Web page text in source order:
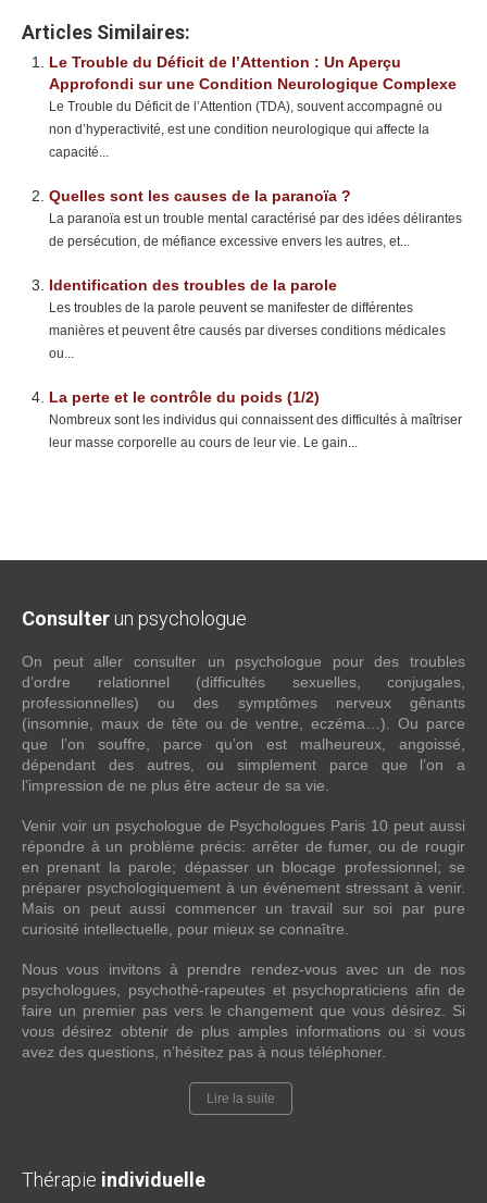
Articles Similaires:
Le Trouble du Déficit de l’Attention : Un Aperçu
Approfondi sur une Condition Neurologique Complexe
Le Trouble du Déficit de l’Attention (TDA), souvent accompagné ou
non d’hyperactivité, est une condition neurologique qui affecte la
capacité...
Quelles sont les causes de la paranoïa ?
La paranoïa est un trouble mental caractérisé par des idées délirantes
de persécution, de méfiance excessive envers les autres, et...
Identification des troubles de la parole
Les troubles de la parole peuvent se manifester de différentes
manières et peuvent être causés par diverses conditions médicales
ou...
La perte et le contrôle du poids (1/2)
Nombreux sont les individus qui connaissent des difficultés à maîtriser
leur masse corporelle au cours de leur vie. Le gain...
Consulter un psychologue
On peut aller consulter un psychologue pour des troubles
d’ordre relationnel (difficultés sexuelles, conjugales,
professionnelles) ou des symptômes nerveux gênants
(insomnie, maux de tête ou de ventre, eczéma…). Ou parce
que l’on souffre, parce qu’on est malheureux, angoissé,
dépendant des autres, ou simplement parce que l’on a
l’impression de ne plus être acteur de sa vie.
Venir voir un psychologue de Psychologues Paris 10 peut aussi
répondre à un problème précis: arrêter de fumer, ou de rougir
en prenant la parole; dépasser un blocage professionnel; se
préparer psychologiquement à un événement stressant à venir.
Mais on peut aussi commencer un travail sur soi par pure
curiosité intellectuelle, pour mieux se connaître.
Nous vous invitons à prendre rendez-vous avec un de nos
psychologues, psychothé-rapeutes et psychopraticiens afin de
faire un premier pas vers le changement que vous désirez. Si
vous désirez obtenir de plus amples informations ou si vous
avez des questions, n’hésitez pas à nous téléphoner.
Lire la suite
Thérapie individuelle